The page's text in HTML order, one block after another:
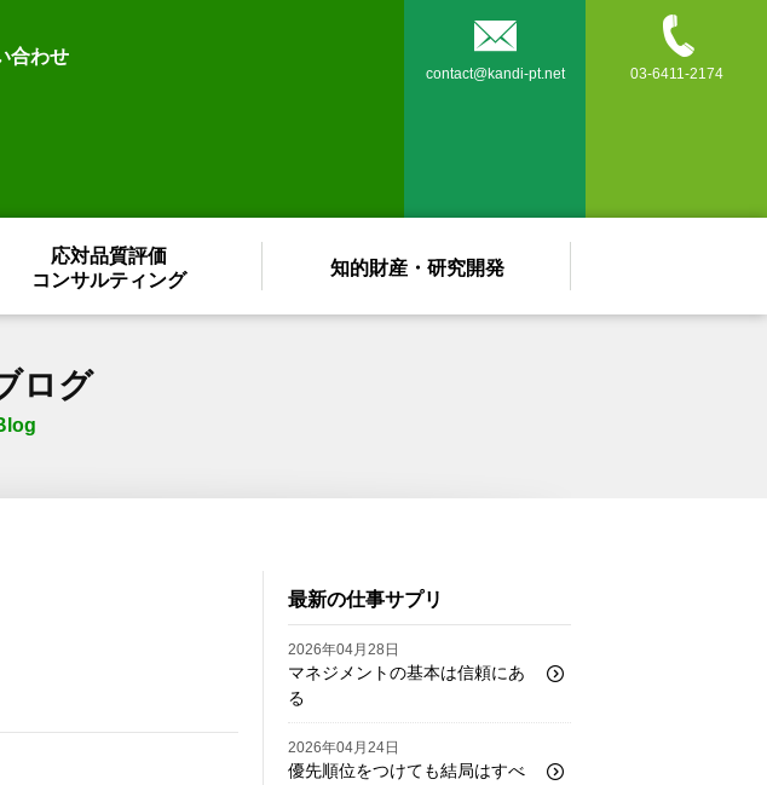
合わせ 
contact@kandi-pt.net

03-6411-2174
応対品質評価
コンサルティング
知的財産・研究開発
ログ
最新の仕事サプリ
2026年04月28日
マネジメントの基本は信頼にあ
る
2026年04月24日
優先順位をつけても結局はすべ